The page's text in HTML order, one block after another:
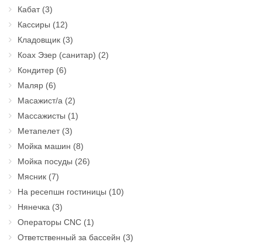
Кабат(3)
Кассиры (12)
Кладовщик (3)
Коах Эзер (санитар) (2)
Кондитер (6)
Маляр (6)
Масажист/а (2)
Массажисты (1)
Метапелет(3)
Мойка машин (8)
Мойка посуды (26)
Мясник (7)
На ресепшн гостиницы (10)
Нянечка (3)
Операторы CNC (1)
Ответственный за бассейн (3)